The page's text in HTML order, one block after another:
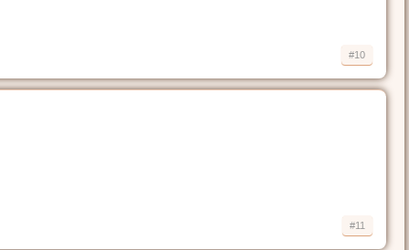
#10
#11